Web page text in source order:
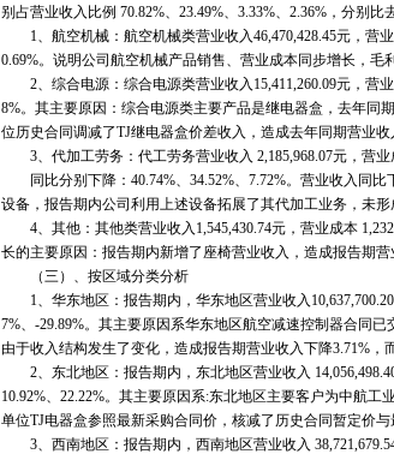
别占营业收入比例 70.82%、23.49%、3.33%、2.36%，分别比
1、航空机械：航空机械类营业收入46,470,428.45元，营业
0.69%。说明公司航空机械产品销售、营业成本同步增长，毛
2、综合电源：综合电源类营业收入15,411,260.09元，营业
8%。其主要原因：综合电源类主要产品是继电器盒，去年同
位历史合同调减了TJ继电器盒价差收入，造成去年同期营业
3、代加工劳务：代工劳务营业收入 2,185,968.07元，营业
同比分别下降：40.74%、34.52%、7.72%。营业收入同比
设备，报告期内公司利用上述设备拓展了其代加工业务，未形
4、其他：其他类营业收入1,545,430.74元，营业成本
长的主要原因：报告期内新增了座椅营业收入，造成报告期营
（三）、按区域分类分析
1、华东地区：报告期内，华东地区营业收入10,637,700.20
7%、-29.89%。其主要原因系华东地区航空减速控制器合同
由于收入结构发生了变化，造成报告期营业收入下降3.71%，
2、东北地区：报告期内，东北地区营业收入
10.92%、22.22%。其主要原因系:东北地区主要客户为中航
单位TJ电器盒参照最新采购合同价，核减了历史合同暂定价
3、西南地区：报告期内，西南地区营业收入 38,721,679.54